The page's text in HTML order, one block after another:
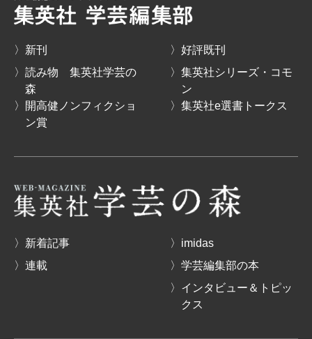
〉新刊
〉読み物 集英社学芸の
森
〉開高健ノンフィクショ
ン賞
〉好評既刊
〉集英社シリーズ・コモ
ン
〉集英社e選書トークス
〉新着記事
〉連載
〉imidas
〉学芸編集部の本
〉インタビュー＆トピッ
クス